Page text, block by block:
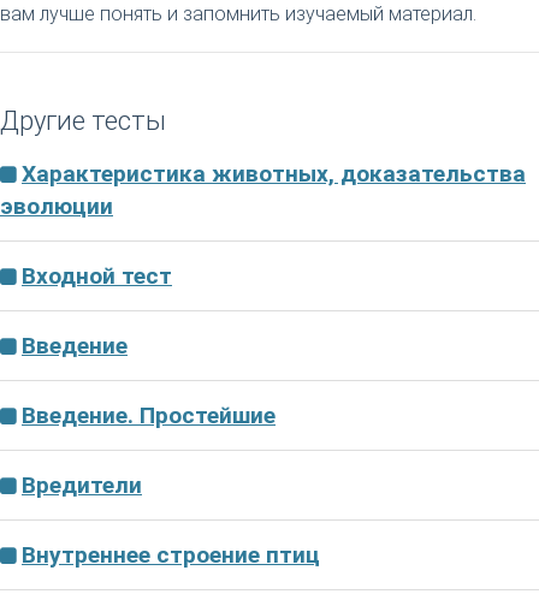
вам лучше понять и запомнить изучаемый материал.
Другие тесты
Характеристика животных, доказательства
эволюции
Входной тест
Введение
Введение. Простейшие
Вредители
Внутреннее строение птиц